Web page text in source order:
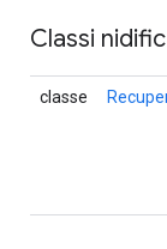
Classi
classe